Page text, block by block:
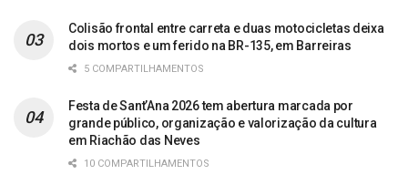
Colisão frontal entre carreta e duas motocicletas deixa
dois mortos e um ferido na BR-135, em Barreiras
5 COMPARTILHAMENTOS
Festa de Sant’Ana 2026 tem abertura marcada por
grande público, organização e valorização da cultura
em Riachão das Neves
10 COMPARTILHAMENTOS